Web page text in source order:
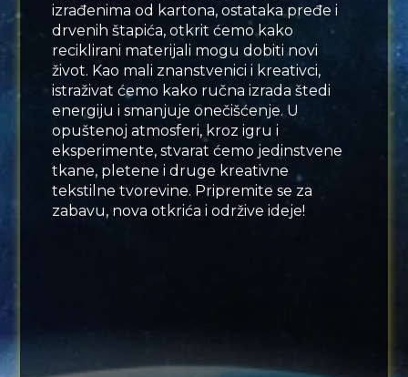
izrađenima od kartona, ostataka pređe i
drvenih štapića, otkrit ćemo kako
reciklirani materijali mogu dobiti novi
život. Kao mali znanstvenici i kreativci,
istraživat ćemo kako ručna izrada štedi
energiju i smanjuje onečišćenje. U
opuštenoj atmosferi, kroz igru i
eksperimente, stvarat ćemo jedinstvene
tkane, pletene i druge kreativne
tekstilne tvorevine. Pripremite se za
zabavu, nova otkrića i održive ideje!